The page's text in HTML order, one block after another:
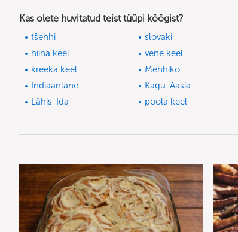
Kas olete huvitatud teist tüüpi köögist?
tšehhi slovaki
hiina keel
vene keel
kreeka keel
Mehhiko
Indiaanlane
Kagu-Aasia
Lähis-Ida
poola keel